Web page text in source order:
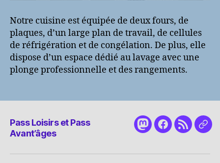
Notre cuisine est équipée de deux fours, de
plaques, d’un large plan de travail, de cellules
de réfrigération et de congélation. De plus, elle
dispose d’un espace dédié au lavage avec une
plonge professionnelle et des rangements.
Pass Loisirs et Pass
Avant’âges
MastodonFacebook
RSS